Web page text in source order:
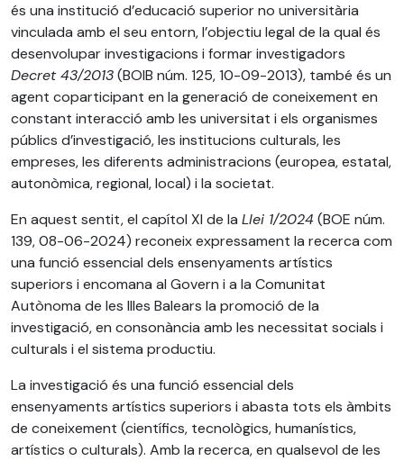
és una institució d’educació superior no universitària
vinculada amb el seu entorn, l’objectiu legal de la qual és
desenvolupar investigacions i formar investigadors
Decret 43/2013(BOIB núm. 125, 10-09-2013), també és un
agent coparticipant en la generació de coneixement en
constant interacció amb les universitat i els organismes
públics d’investigació, les institucions culturals, les
empreses, les diferents administracions (europea, estatal,
autonòmica, regional, local) i la societat.
En aquest sentit, el capítol XI de la Llei 1/2024 (BOE núm.
139, 08-06-2024) reconeix expressament la recerca com
una funció essencial dels ensenyaments artístics
superiors i encomana al Govern i a la Comunitat
Autònoma de les Illes Balears la promoció de la
investigació, en consonància amb les necessitat socials i
culturals i el sistema productiu.
La investigació és una funció essencial dels
ensenyaments artístics superiors i abasta tots els àmbits
de coneixement (científics, tecnològics, humanístics,
artístics o culturals). Amb la recerca, en qualsevol de les